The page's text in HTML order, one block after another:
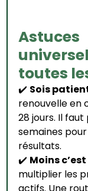
Astuces
toutes
✔️ Sois
renouvelle en
28 jours. Il
semaines
résultats.
✔️ Moins
multiplier les